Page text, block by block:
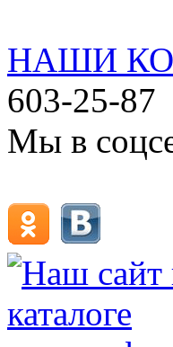
НАШИ
603-25-87
Мы в